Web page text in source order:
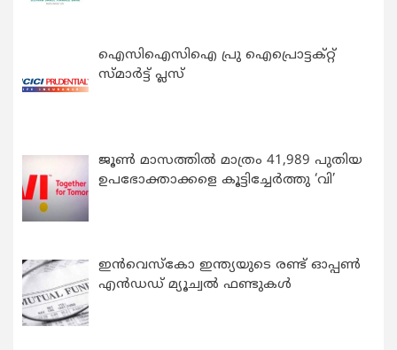
ഐസിഐസിഐ പ്രു ഐപ്രൊട്ടക്റ്റ്
സ്മാർട്ട് പ്ലസ്
ജൂൺ മാസത്തിൽ മാത്രം 41,989 പുതിയ
ഉപഭോക്താക്കളെ കൂട്ടിച്ചേർത്തു ‘വി’
ഇന്‍വെസ്കോ ഇന്ത്യയുടെ രണ്ട് ഓപ്പണ്‍
എന്‍ഡഡ് മ്യൂച്വല്‍ ഫണ്ടുകള്‍